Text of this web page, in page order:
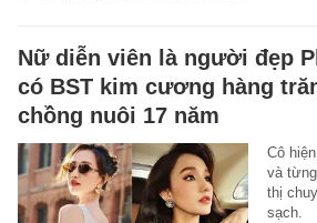
Nữ diễn viên là người đẹp
có BST kim cương hàng
chồng nuôi 17 năm
Cô
và
thị
sạch.